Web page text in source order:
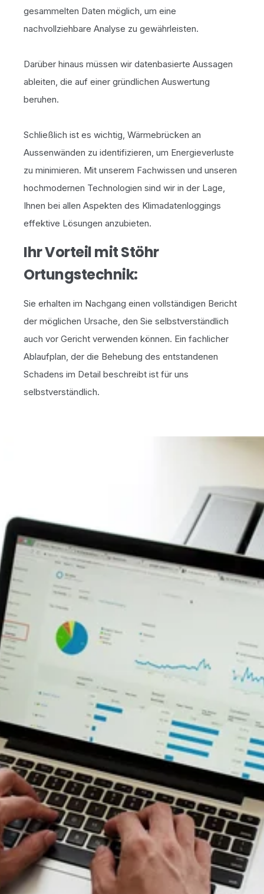
gesammelten Daten möglich, um eine
nachvollziehbare Analyse zu gewährleisten.
Darüber hinaus müssen wir datenbasierte Aussagen
ableiten, die auf einer gründlichen Auswertung
beruhen.
Schließlich ist es wichtig, Wärmebrücken an
Aussenwänden zu identifizieren, um Energieverluste
zu minimieren. Mit unserem Fachwissen und unseren
hochmodernen Technologien sind wir in der Lage,
Ihnen bei allen Aspekten des Klimadatenloggings
effektive Lösungen anzubieten.
Ihr Vorteil mit Stöhr
Ortungstechnik:
Sie erhalten im Nachgang einen vollständigen Bericht
der möglichen Ursache, den Sie selbstverständlich
auch vor Gericht verwenden können. Ein fachlicher
Ablaufplan, der die Behebung des entstandenen
Schadens im Detail beschreibt ist für uns
selbstverständlich.